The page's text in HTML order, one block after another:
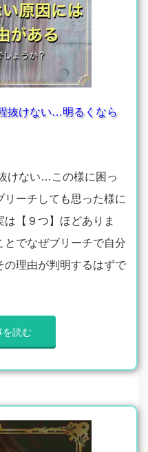
抜けない…明るくなら
けない…この様に困っ
ーチしても思った様に
【９つ】ほどありま
でなぜブリーチで自分
の理由が判明するはずで
を読む